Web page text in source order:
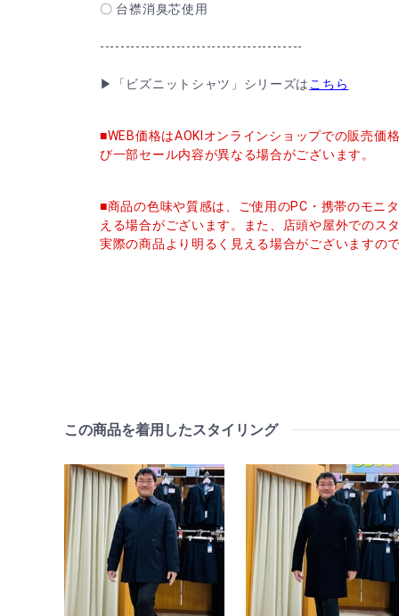
〇 台襟消臭芯使用
----------------------------------------
▶「ビズニットシャツ」シリーズは こちら
■WEB価格はAOKIオンラインショップでの販売価
び一部セール内容が異なる場合がございます。
■商品の色味や質感は、ご使用のPC・携帯のモニ
える場合がございます。また、店頭や屋外でのス
実際の商品より明るく見える場合がございますの
この商品を着用したスタイリング